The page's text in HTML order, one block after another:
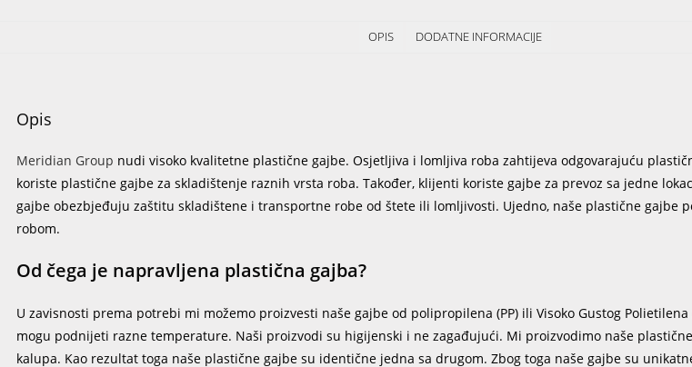
OPIS DODATNE INFORMACIJE
Opis
Meridian Group nudi visoko kvalitetne plastične gajbe. Osjetljiva i lomljiva roba zahtijeva odgovarajuću
koriste plastične gajbe za skladištenje raznih vrsta roba. Također, klijenti koriste gajbe za prevoz sa jedne
gajbe obezbjeđuju zaštitu skladištene i transportne robe od štete ili lomljivosti. Ujedno, naše plastične gajbe
robom.
Od čega je napravljena plastična gajba?
U zavisnosti prema potrebi mi možemo proizvesti naše gajbe od polipropilena (PP) ili Visoko Gustog Polietilena
mogu podnijeti razne temperature. Naši proizvodi su higijenski i ne zagađujući. Mi proizvodimo naše
kalupa. Kao rezultat toga naše plastične gajbe su identične jedna sa drugom. Zbog toga naše gajbe su